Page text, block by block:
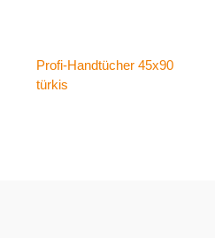
Profi-Handtücher 45x90
türkis